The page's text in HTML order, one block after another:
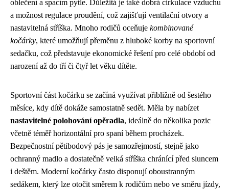
oblečení a spacím pytle. Důležitá je také dobrá cirkulace vzduchu
a možnost regulace proudění, což zajišťují ventilační otvory a
nastavitelná stříška. Mnoho rodičů oceňuje kombinované
kočárky, které umožňují přeměnu z hluboké korby na sportovní
sedačku, což představuje ekonomické řešení pro celé období od
narození až do tří či čtyř let věku dítěte.
Sportovní část kočárku se začíná využívat přibližně od šestého
měsíce, kdy dítě dokáže samostatně sedět. Měla by nabízet
nastavitelné polohování opěradla, ideálně do několika pozic
včetně téměř horizontální pro spaní během procházek.
Bezpečnostní pětibodový pás je samozřejmostí, stejně jako
ochranný madlo a dostatečně velká stříška chránící před sluncem
i deštěm. Moderní kočárky často disponují oboustranným
sedákem, který lze otočit směrem k rodičům nebo ve směru jízdy,